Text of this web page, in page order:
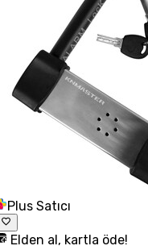
Plus Satıcı
Elden al, kartla öde!